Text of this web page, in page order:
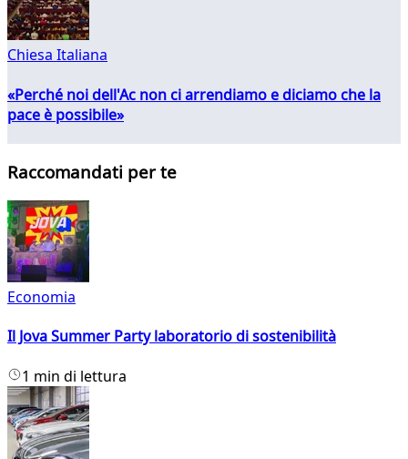
Chiesa Italiana
«Perché noi dell'Ac non ci arrendiamo e diciamo che la
pace è possibile»
Raccomandati per te
Economia
Il Jova Summer Party laboratorio di sostenibilità
1 min di lettura